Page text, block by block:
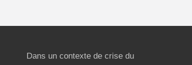
Dans un contexte de crise du